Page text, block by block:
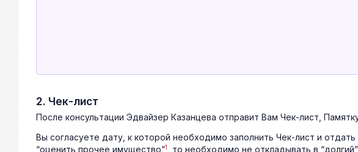
2. Чек-лист
После консультации Эдвайзер Казанцева отправит Вам Чек-лист,
Вы согласуете дату, к которой необходимо заполнить Чек-лист и
“оценить прочее имущество”1 , то необходимо не откладывать в